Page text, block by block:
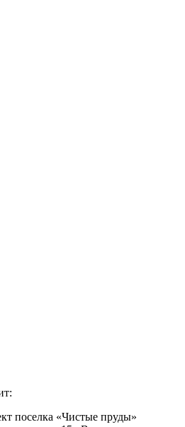
поселка «Чистые пруды»